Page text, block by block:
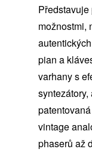
možnostmi,
pian a
varhany s
vintage
phaserů až